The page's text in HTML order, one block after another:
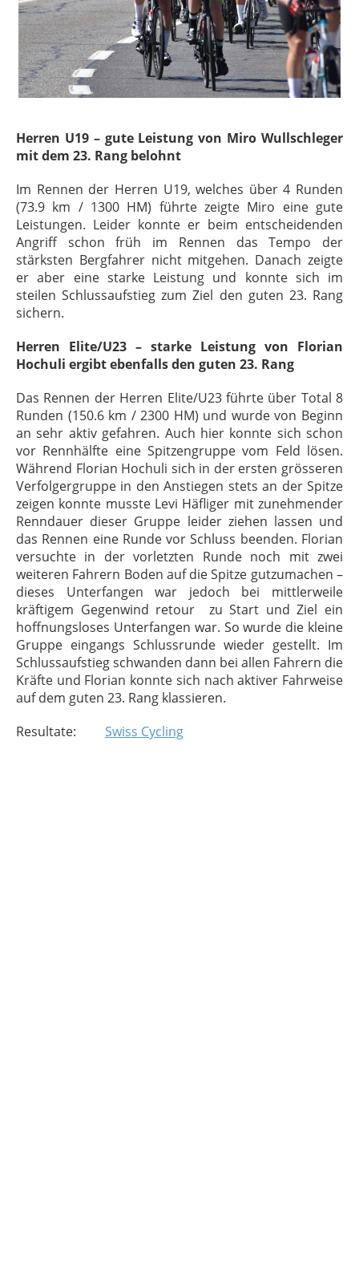
Herren U19 – gute Leistung von Miro Wullschleger
mit dem 23. Rang belohnt
Im Rennen der Herren U19, welches über 4 Runden
(73.9 km / 1300 HM) führte zeigte Miro eine gute
Leistungen. Leider konnte er beim entscheidenden
Angriff schon früh im Rennen das Tempo der
stärksten Bergfahrer nicht mitgehen. Danach zeigte
er aber eine starke Leistung und konnte sich im
steilen Schlussaufstieg zum Ziel den guten 23. Rang
sichern.
Herren Elite/U23 – starke Leistung von Florian
Hochuli ergibt ebenfalls den guten 23. Rang
Das Rennen der Herren Elite/U23 führte über Total 8
Runden (150.6 km / 2300 HM) und wurde von Beginn
an sehr aktiv gefahren. Auch hier konnte sich schon
vor Rennhälfte eine Spitzengruppe vom Feld lösen.
Während Florian Hochuli sich in der ersten grösseren
Verfolgergruppe in den Anstiegen stets an der Spitze
zeigen konnte musste Levi Häfliger mit zunehmender
Renndauer dieser Gruppe leider ziehen lassen und
das Rennen eine Runde vor Schluss beenden. Florian
versuchte in der vorletzten Runde noch mit zwei
weiteren Fahrern Boden auf die Spitze gutzumachen –
dieses Unterfangen war jedoch bei mittlerweile
kräftigem Gegenwind retour
zu Start und Ziel ein
hoffnungsloses Unterfangen war. So wurde die kleine
Gruppe eingangs Schlussrunde wieder gestellt. Im
Schlussaufstieg schwanden dann bei allen Fahrern die
Kräfte und Florian konnte sich nach aktiver Fahrweise
auf dem guten 23. Rang klassieren.
Resultate:
Swiss Cycling